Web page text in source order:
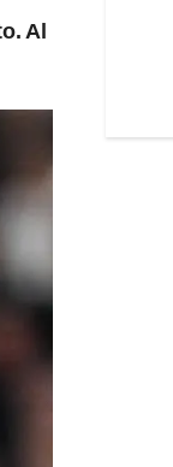
Al